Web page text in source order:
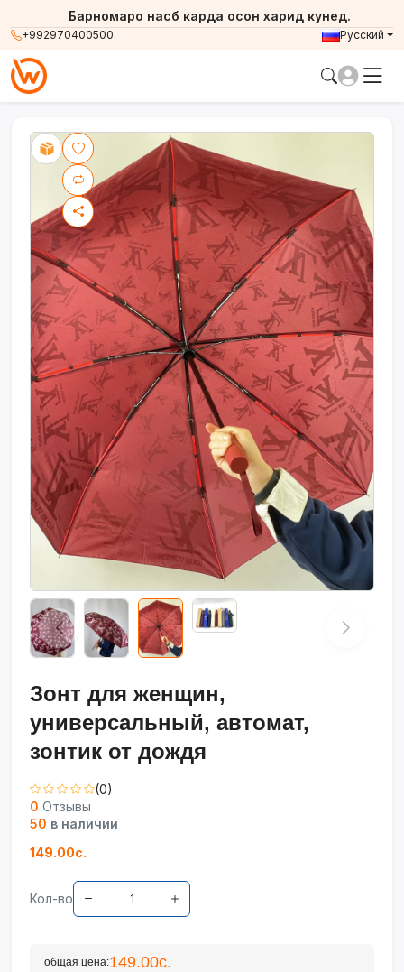
+992970400500
Барномаро насб карда осон харид кунед.
Русский
Зонт для женщин,
универсальный, автомат,
зонтик от дождя
(0)
0 Отзывы
50 в наличии
149.00с.
Кол-во
общая цена:149.00с.